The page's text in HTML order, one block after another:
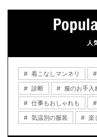
人
着こなしマンネリ
診断
服のお手入
仕事もおしゃれも
気温別の服装
楽